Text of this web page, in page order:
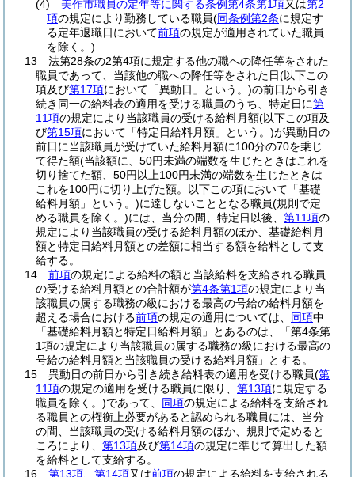
(4)
美作市職員の定年等に関する条例第4条第1項又は第2
項の規定により勤務している職員(同条例第2条に規定す
る定年退職日において前項の規定が適用されていた職員
を除く。)
13
法第28条の2第4項に規定する他の職への降任等をされた
職員であって、当該他の職への降任等をされた日(以下この
項及び第17項において「異動日」という。)の前日から引き
続き同一の給料表の適用を受ける職員のうち、特定日に第
11項の規定により当該職員の受ける給料月額(以下この項及
び第15項において「特定日給料月額」という。)が異動日の
前日に当該職員が受けていた給料月額に100分の70を乗じ
て得た額(当該額に、50円未満の端数を生じたときはこれを
切り捨てた額、50円以上100円未満の端数を生じたときは
これを100円に切り上げた額。以下この項において「基礎
給料月額」という。)に達しないこととなる職員(規則で定
める職員を除く。)には、当分の間、特定日以後、 第11項の
規定により当該職員の受ける給料月額のほか、基礎給料月
額と特定日給料月額との差額に相当する額を給料として支
給する。
14
前項の規定による給料の額と当該給料を支給される職員
の受ける給料月額との合計額が第4条第1項の規定により当
該職員の属する職務の級における最高の号給の給料月額を
超える場合における前項の規定の適用については、 同項中
「基礎給料月額と特定日給料月額」とあるのは、「第4条第
1項の規定により当該職員の属する職務の級における最高の
号給の給料月額と当該職員の受ける給料月額」とする。
15
異動日の前日から引き続き給料表の適用を受ける職員(第
11項の規定の適用を受ける職員に限り、 第13項に規定する
職員を除く。)であって、 同項の規定による給料を支給され
る職員との権衡上必要があると認められる職員には、当分
の間、当該職員の受ける給料月額のほか、規則で定めると
ころにより、 第13項及び第14項の規定に準じて算出した額
を給料として支給する。
16
第13項 第14項又は前項の規定による給料を支給される